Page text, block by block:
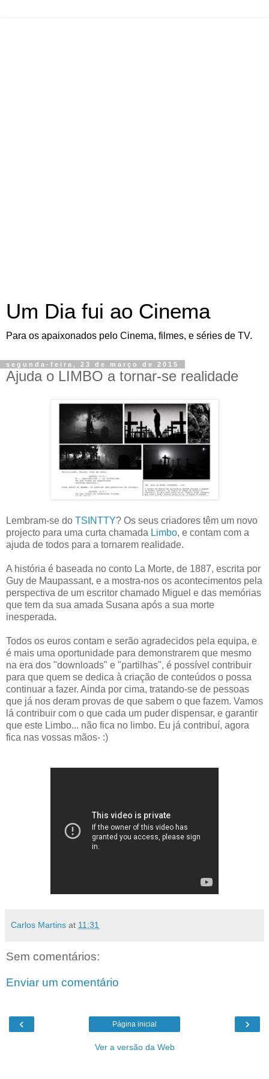
Um Dia fui ao Cinema
Para os apaixonados pelo Cinema, filmes, e séries de TV.
segunda-feira, 23 de março de 2015
Ajuda o LIMBO a tornar-se realidade
Lembram-se do TSINTTY? Os seus criadores têm um novo
projecto para uma curta chamada Limbo, e contam com a
ajuda de todos para a tornarem realidade.
A história é baseada no conto La Morte, de 1887, escrita por
Guy de Maupassant, e a mostra-nos os acontecimentos pela
perspectiva de um escritor chamado Miguel e das memórias
que tem da sua amada Susana após a sua morte
inesperada.
Todos os euros contam e serão agradecidos pela equipa, e
é mais uma oportunidade para demonstrarem que mesmo
na era dos "downloads" e "partilhas", é possível contribuir
para que quem se dedica à criação de conteúdos o possa
continuar a fazer. Ainda por cima, tratando-se de pessoas
que já nos deram provas de que sabem o que fazem. Vamos
lá contribuir com o que cada um puder dispensar, e garantir
que este Limbo... não fica no limbo. Eu já contribuí, agora
fica nas vossas mãos- :)
Carlos Martins at 11:31
Sem comentários:
Enviar um comentário
‹ ›
Página inicial
Ver a versão da Web